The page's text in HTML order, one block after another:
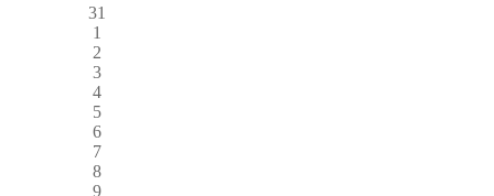
31
1
2
3
4
5
6
7
8
9